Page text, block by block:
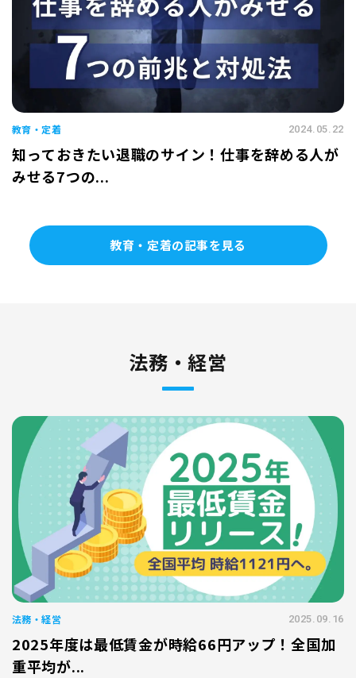
教育・定着 2024.05.22
知っておきたい退職のサイン！仕事を辞める人が
みせる7つの...
教育・定着の記事を見る
法務・経営
法務・経営 2025.09.16
2025年度は最低賃金が時給66円アップ！全国加
重平均が...